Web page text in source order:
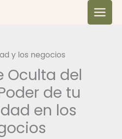
Oculta del
de tu
en los